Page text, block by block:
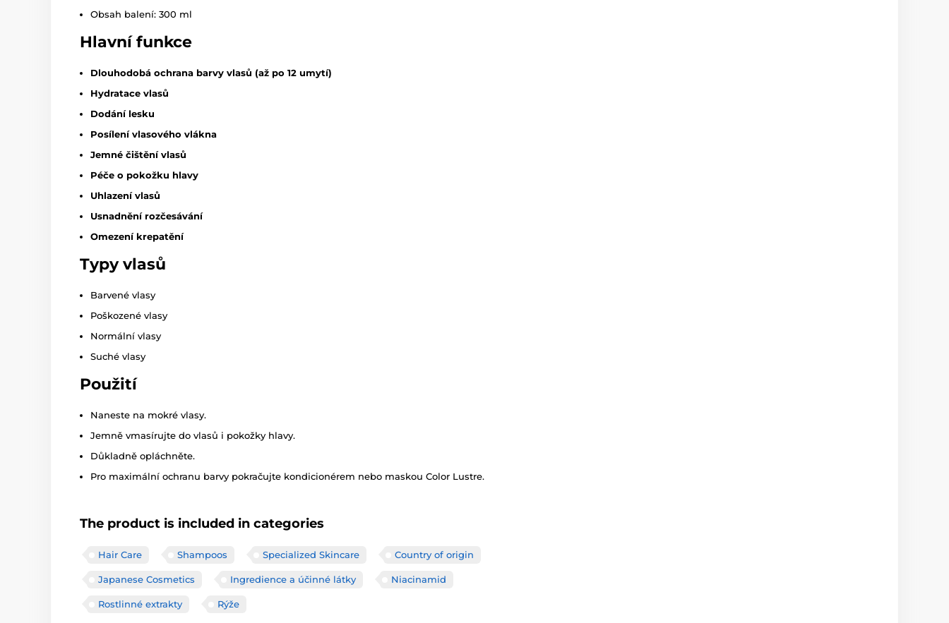
Obsah balení: 300 ml
Hlavní funkce
Dlouhodobá ochrana barvy vlasů (až po 12 umytí)
Hydratace vlasů
Dodání lesku
Posílení vlasového vlákna
Jemné čištění vlasů
Péče o pokožku hlavy
Uhlazení vlasů
Usnadnění rozčesávání
Omezení krepatění
Typy vlasů
Barvené vlasy
Poškozené vlasy
Normální vlasy
Suché vlasy
Použití
Naneste na mokré vlasy.
Jemně vmasírujte do vlasů i pokožky hlavy.
Důkladně opláchněte.
Pro maximální ochranu barvy pokračujte kondicionérem nebo maskou Color Lustre.
The product is included in categories
Hair Care Shampoos Specialized Skincare Country of origin
Japanese Cosmetics Ingredience a účinné látky Niacinamid
Rostlinné extrakty Rýže